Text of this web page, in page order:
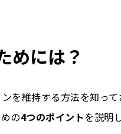
めには？
を維持する方法を知っ
の4つのポイントを説明